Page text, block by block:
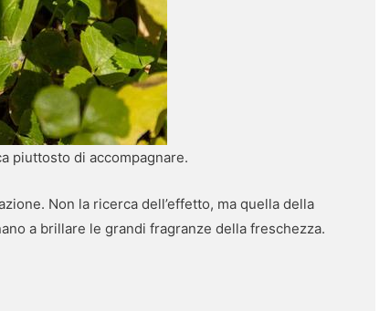
piuttosto di accompagnare.
Non la ricerca dell’effetto, ma quella della
a brillare le grandi fragranze della freschezza.